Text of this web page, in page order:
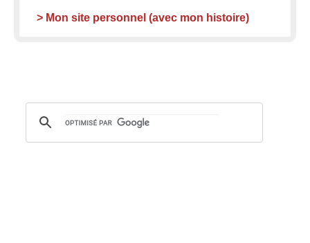
> Mon site personnel (avec mon histoire)